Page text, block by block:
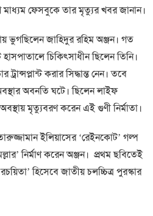
মাধ্যম ফেসবুকে তার মৃত্যুর খবর জানান।
ভুগছিলেন জাহিদুর রহিম অঞ্জন। গত
চিকিৎসাধীন ছিলেন তিনি।
করার সিদ্ধান্ত নেন। তবে
অবনতি ঘটে। ছিলেন লাইফ
মৃত্যুবরণ করেন এই গুণী নির্মাতা।
ইলিয়াসের ‘রেইনকোট’ গল্প
নির্মাণ করেন অঞ্জন। প্রথম ছবিতেই
হিসেবে জাতীয় চলচ্চিত্র পুরস্কার